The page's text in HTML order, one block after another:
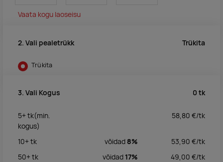
Vaata kogu laoseisu
2. Vali pealetrükk Trükita
Trükita
3. Vali Kogus 0 tk
5+tk(min.
kogus)
58,80 €/tk
10+tk võidad 8% 53,90 €/tk
50+tk võidad 17% 49,00 €/tk